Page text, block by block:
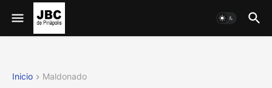
Inicio Maldonado